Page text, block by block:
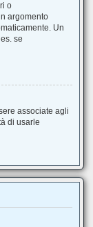
o
argomento
Un
se
associate agli
di usarle